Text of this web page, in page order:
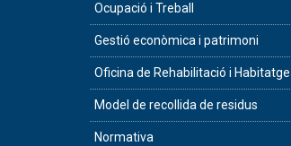
Ocupació i Treball
Gestió econòmica i patrimoni
Oficina de Rehabilitació i Habitatge
Model de recollida de residus
Normativa